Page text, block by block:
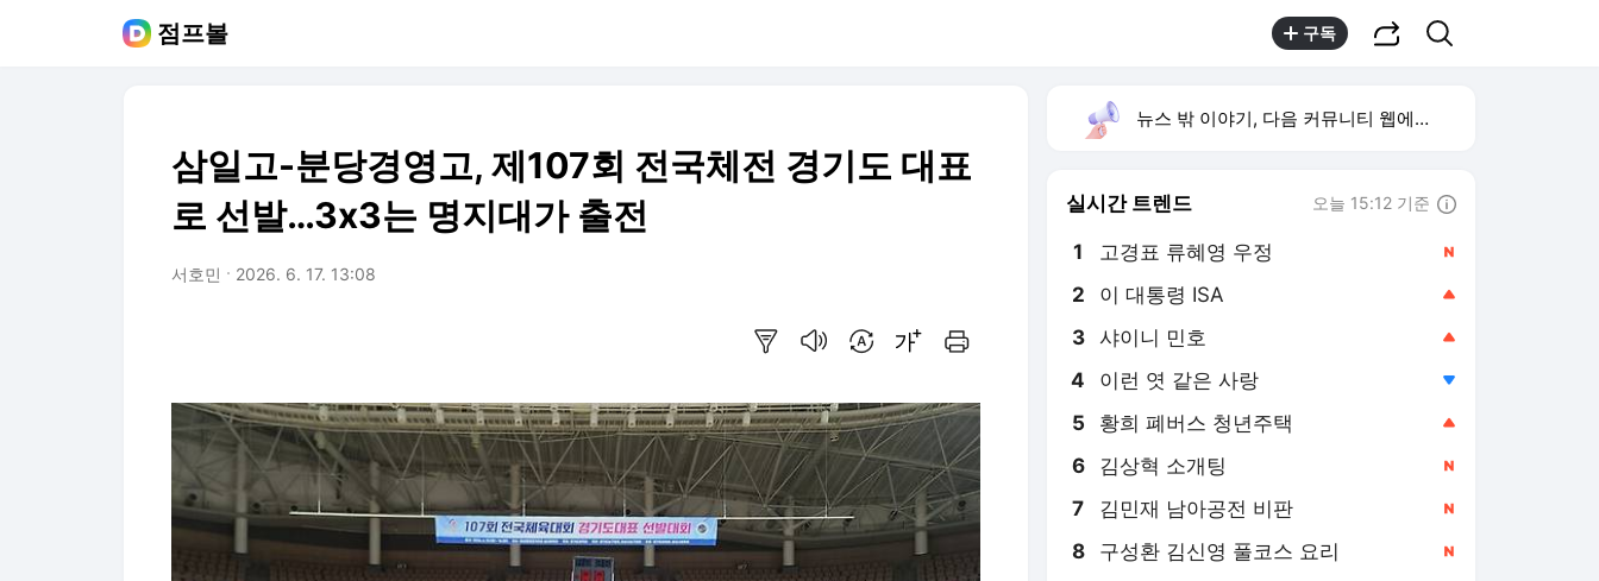
점프볼 구독
삼일고-분당경영고, 제107회 전국체전 경기도 대표
로 선발…3x3는 명지대가 출전
서호민 2026. 6. 17. 13:08
뉴스 밖 이야기, 다음 커뮤니티 웹에서 보기
실시간 트렌드 오늘 15:12 기준
1 고경표 류혜영 우정
2 이 대통령 ISA
3 샤이니 민호
4 이런 엿 같은 사랑
5 황희 폐버스 청년주택
6 김상혁 소개팅
7 김민재 남아공전 비판
8 구성환 김신영 풀코스 요리